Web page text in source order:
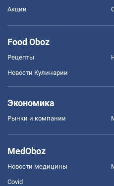
Акции
Food Oboz
Рецепты
Новости Кулинарии
Экономика
Рынки и компании
MedOboz
Новости медицины
Covid